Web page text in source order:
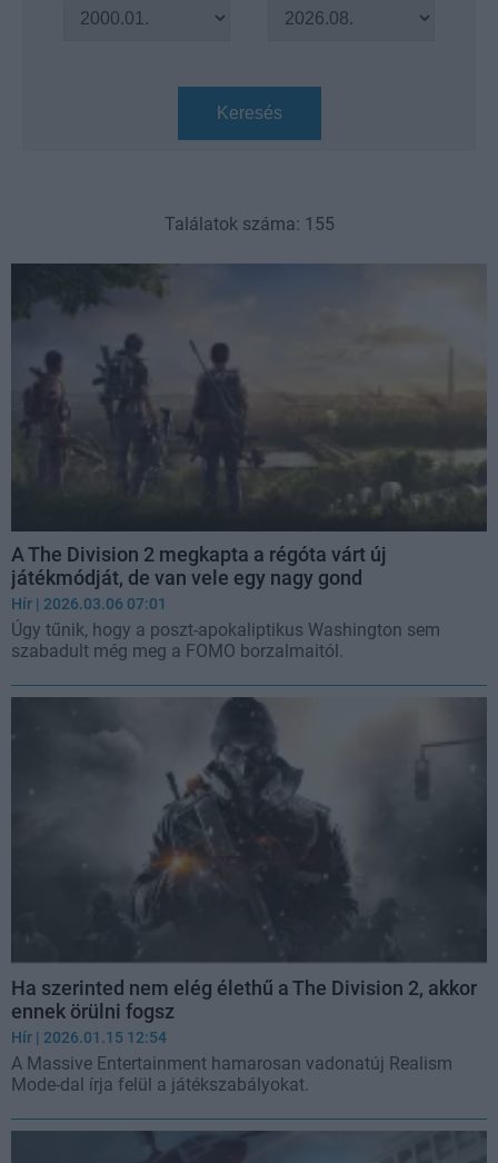
Keresés
Találatok száma: 155
A The Division 2 megkapta a régóta várt új
játékmódját, de van vele egy nagy gond
Hír | 2026.03.06 07:01
Úgy tűnik, hogy a poszt-apokaliptikus Washington sem
szabadult még meg a FOMO borzalmaitól.
Ha szerinted nem elég élethű a The Division 2, akkor
ennek örülni fogsz
Hír | 2026.01.15 12:54
A Massive Entertainment hamarosan vadonatúj Realism
Mode-dal írja felül a játékszabályokat.